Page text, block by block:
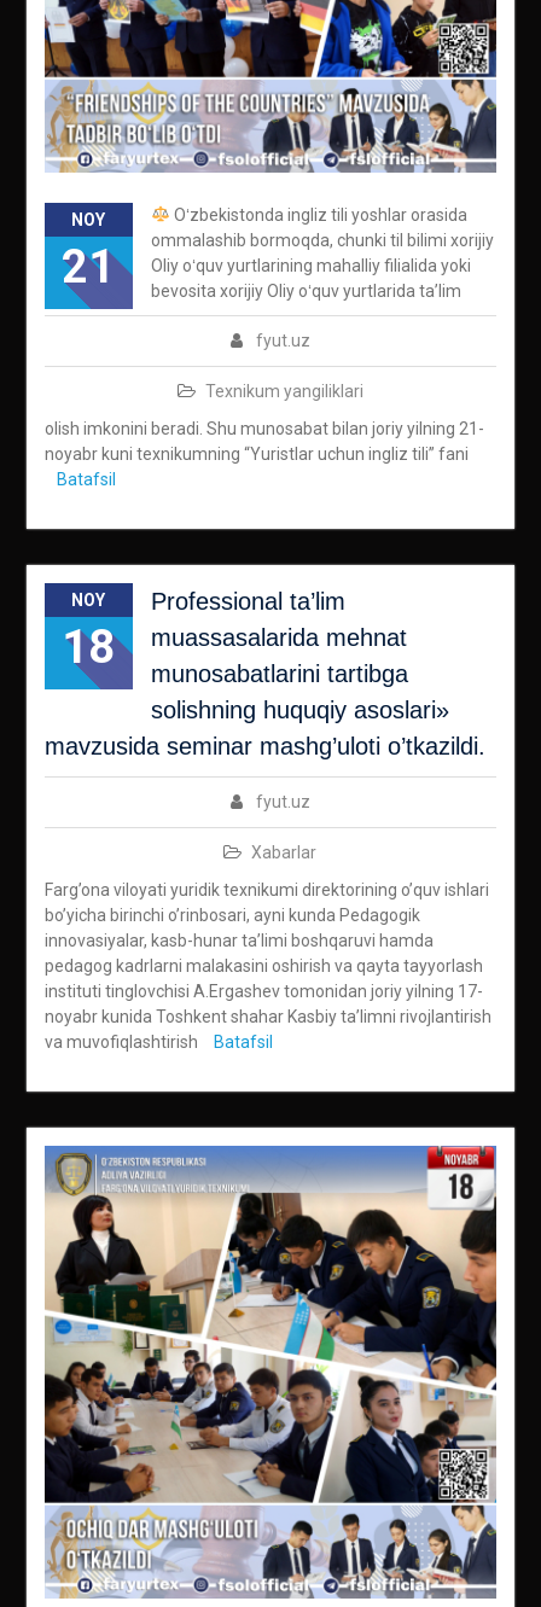
NOY
21
fyut.uz
Texnikum yangiliklari
Oʻzbekistonda ingliz tili yoshlar orasida
ommalashib bormoqda, chunki til bilimi xorijiy
Oliy oʻquv yurtlarining mahalliy filialida yoki
bevosita xorijiy Oliy oʻquv yurtlarida taʼlim
olish imkonini beradi. Shu munosabat bilan joriy yilning 21-
noyabr kuni texnikumning “Yuristlar uchun ingliz tili” fani
Batafsil
NOY
18
Professional ta’lim
muassasalarida mehnat
munosabatlarini tartibga
solishning huquqiy asoslari»
mavzusida seminar mashg’uloti o’tkazildi.
fyut.uz
Xabarlar
Farg’ona viloyati yuridik texnikumi direktorining o’quv ishlari
bo’yicha birinchi o’rinbosari, ayni kunda Pedagogik
innovasiyalar, kasb-hunar ta’limi boshqaruvi hamda
pedagog kadrlarni malakasini oshirish va qayta tayyorlash
instituti tinglovchisi A.Ergashev tomonidan joriy yilning 17-
noyabr kunida Toshkent shahar Kasbiy ta’limni rivojlantirish
va muvofiqlashtirish
Batafsil